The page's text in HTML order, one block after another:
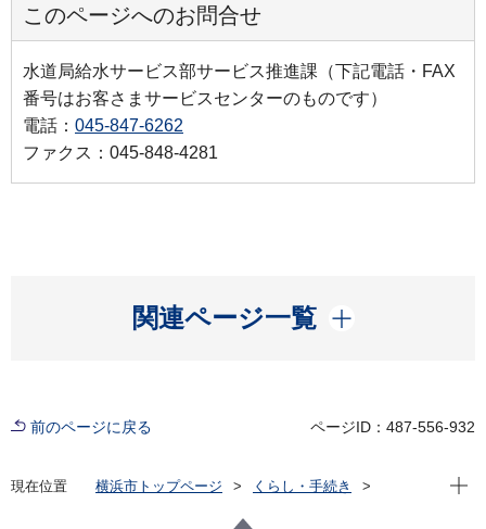
このページへのお問合せ
水道局給水サービス部サービス推進課（下記電話・FAX
番号はお客さまサービスセンターのものです）
電話： 045-847-6262
ファクス：045-848-4281
関連ページ一覧
開く
前のページに戻る ページID：487-556-932
現在位置 横浜市トップページ
くらし・手続き
お客さまサービスセンター
現在